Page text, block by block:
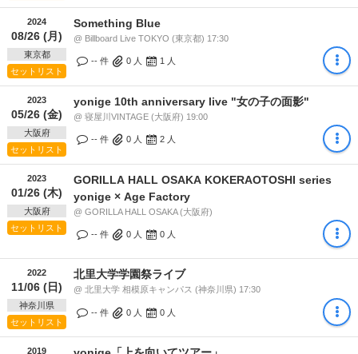
2024
08/26 (月)
東京都
セットリスト
Something Blue
@ Billboard Live TOKYO (東京都) 17:30
-- 件 0 人 1 人
2023
05/26 (金)
大阪府
セットリスト
yonige 10th anniversary live "女の子の面影"
@ 寝屋川VINTAGE (大阪府) 19:00
-- 件 0 人 2 人
2023
01/26 (木)
大阪府
セットリスト
GORILLA HALL OSAKA KOKERAOTOSHI series
yonige × Age Factory
@ GORILLA HALL OSAKA (大阪府)
-- 件 0 人 0 人
2022
11/06 (日)
神奈川県
セットリスト
北里大学学園祭ライブ
@ 北里大学 相模原キャンパス (神奈川県) 17:30
-- 件 0 人 0 人
2019